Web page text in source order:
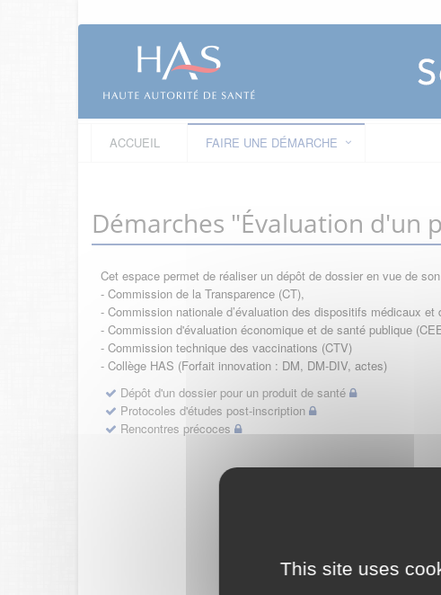
This site uses
ACCUEIL FAIRE UNE DÉMARCHE
Démarches "Évaluation d'un
Cet espace permet de réaliser un dépôt de dossier en vue de
- Commission de la Transparence (CT),
- Commission nationale d’évaluation des dispositifs médicaux
- Commission d'évaluation économique et de santé publique
- Commission technique des vaccinations (CTV)
- Collège HAS (Forfait innovation : DM, DM-DIV, actes)
Dépôt d'un dossier pour un produit de santé
Protocoles d'études post-inscription
Rencontres précoces